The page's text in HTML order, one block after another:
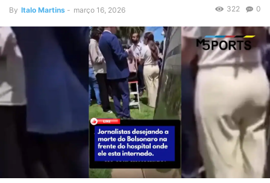
By Italo Martins - março 16, 2026 0
322